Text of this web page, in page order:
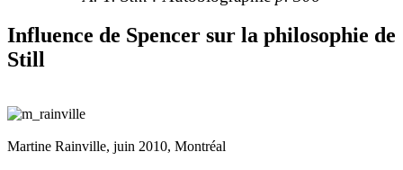
Influence de Spencer sur la philosophie de
Still
Martine Rainville, juin 2010, Montréal